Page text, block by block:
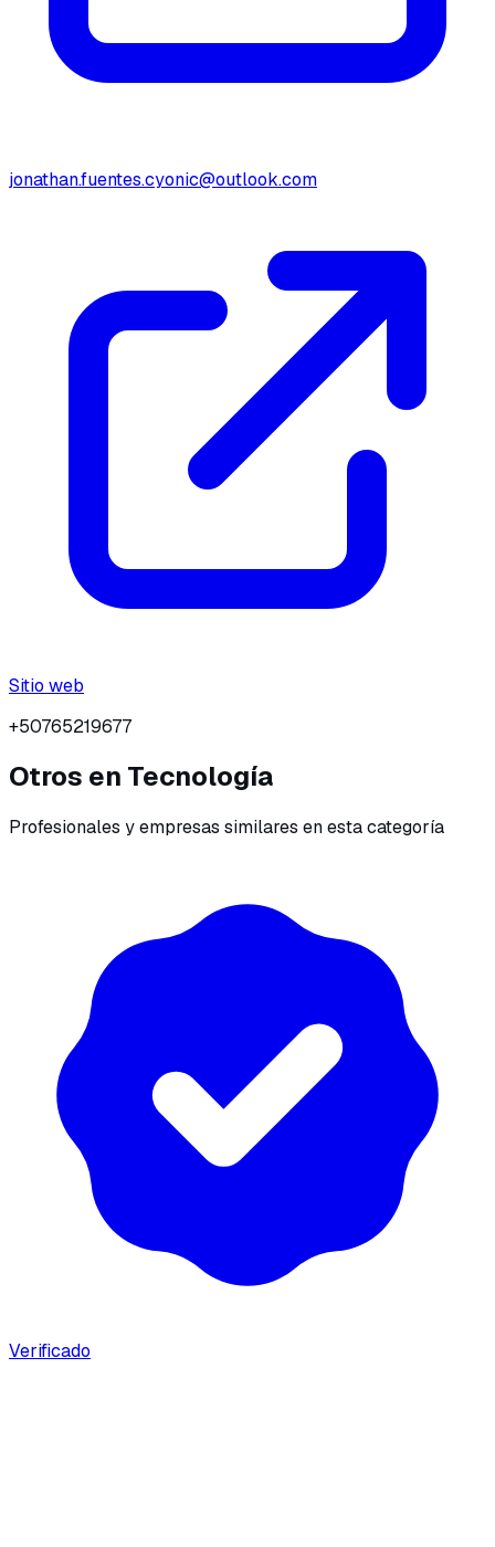
jonathan.fuentes.cyonic@outlook.com
Sitio web
+50765219677
Otros en Tecnología
Profesionales y empresas similares en esta categoría
Verificado